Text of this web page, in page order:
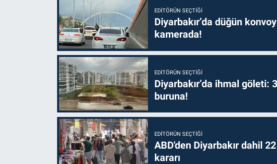
EDITÖRÜN SEÇTIĞI
Diyarbakır’da düğün
kamerada!
EDITÖRÜN SEÇTIĞI
Diyarbakır’da ihmal göleti:
buruna!
EDITÖRÜN SEÇTIĞI
ABD'den Diyarbakır dahil
kararı